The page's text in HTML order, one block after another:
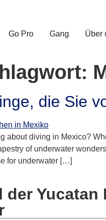
Go Pro Gang Über
die Sie
about diving in Mexico?
of underwater
for underwater […]
der